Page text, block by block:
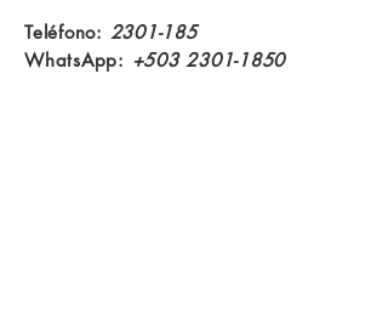
Teléfono: 2301-185
WhatsApp: +503 2301-1850